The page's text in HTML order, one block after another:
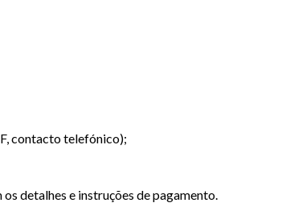
contacto telefónico);
detalhes e instruções de pagamento.